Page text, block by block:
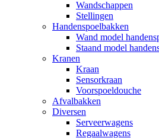
Wandschappen
Stellingen
Handenspoelbakken
Wand model
Staand model
Kranen
Kraan
Sensorkraan
Voorspoeldouche
Afvalbakken
Diversen
Serveerwagens
Regaalwagens